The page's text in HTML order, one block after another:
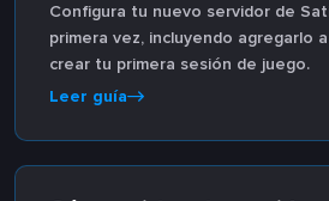
Configura tu nuevo servidor de
primera vez, incluyendo agregarlo
crear tu primera sesión de juego.
Leer guía